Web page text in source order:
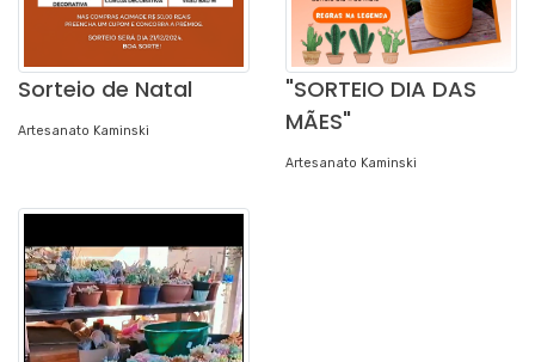
Sorteio de Natal
Artesanato Kaminski
"SORTEIO DIA DAS
MÃES"
Artesanato Kaminski